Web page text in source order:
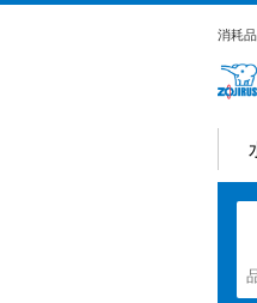
消耗